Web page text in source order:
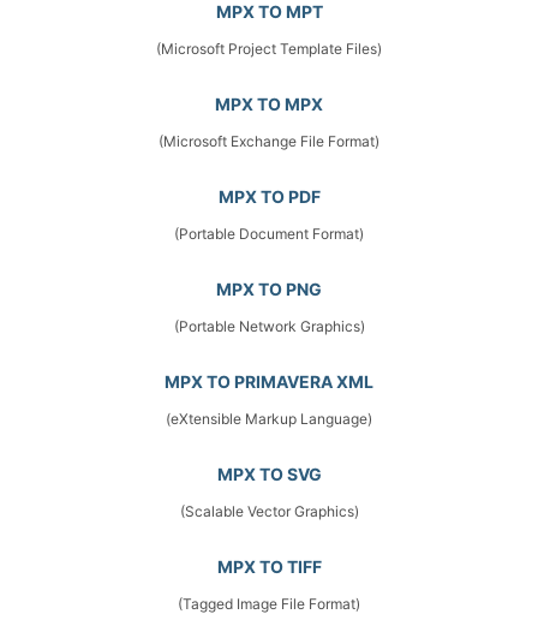
MPX TO MPT
(Microsoft Project Template Files)
MPX TO MPX
(Microsoft Exchange File Format)
MPX TO PDF
(Portable Document Format)
MPX TO PNG
(Portable Network Graphics)
MPX TO PRIMAVERA XML
(eXtensible Markup Language)
MPX TO SVG
(Scalable Vector Graphics)
MPX TO TIFF
(Tagged Image File Format)